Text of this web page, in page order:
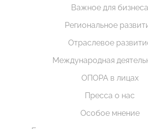
Важное для бизнеса
Региональное
Отраслевое
Международная
ОПОРА в лицах
Пресса о нас
Особое мнение